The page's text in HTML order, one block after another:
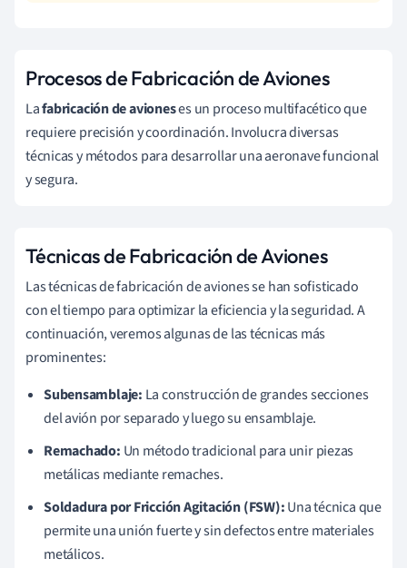
Procesos de Fabricación de Aviones
Lafabricación de avioneses un proceso multifacético que
requiere precisión y coordinación. Involucra diversas
técnicas y métodos para desarrollar una aeronave funcional
y segura.
Técnicas de Fabricación de Aviones
Las técnicas de fabricación de aviones se han sofisticado
con el tiempo para optimizar la eficiencia y la seguridad. A
continuación, veremos algunas de las técnicas más
prominentes:
Subensamblaje: La construcción de grandes secciones
del avión por separado y luego su ensamblaje.
Remachado: Un método tradicional para unir piezas
metálicas mediante remaches.
Soldadura por Fricción Agitación (FSW):Una técnica que
permite una unión fuerte y sin defectos entre materiales
metálicos.